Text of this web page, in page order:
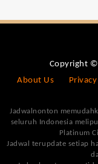
Copyright
About Us
Jadwalnonton
seluruh Indonesia
Platinum
Jadwal terupdate setiap